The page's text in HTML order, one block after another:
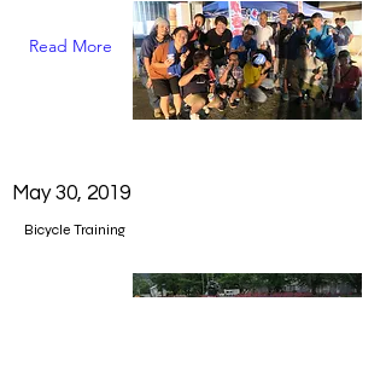
Read More
May 30, 2019
Bicycle Training